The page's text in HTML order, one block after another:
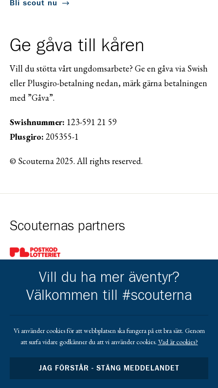
Bli scout nu
Ge gåva till kåren
Vill du stötta vårt ungdomsarbete? Ge en gåva via Swish
eller Plusgiro-betalning nedan, märk gärna betalningen
med ”Gåva”.
Swishnummer: 123-591 21 59
Plusgiro: 205355-1
© Scouterna 2025. All rights reserved.
Scouternas partners
Gå till pl_50
Kårens partners
Gå till https://www.mera.se/Gå till https://www.lansforsakringar.se/
Gå till https://
Vill du ha mer äventyr?
Välkommen till #scouterna
Vi använder cookies för att webbplatsen ska fungera på ett bra sätt. Genom
att surfa vidare godkänner du att vi använder cookies. Vad är cookies?
JAG FÖRSTÅR - STÄNG MEDDELANDET